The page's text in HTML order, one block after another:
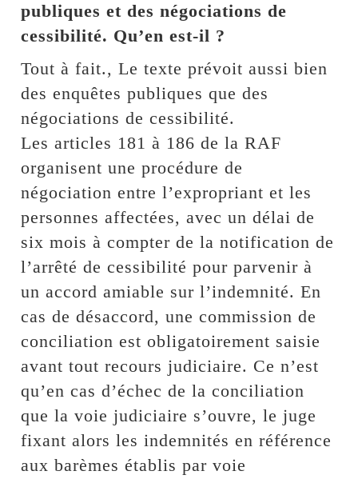
publiques et des négociations de
cessibilité. Qu’en est-il ?
Tout à fait., Le texte prévoit aussi bien
des enquêtes publiques que des
négociations de cessibilité.
Les articles 181 à 186 de la RAF
organisent une procédure de
négociation entre l’expropriant et les
personnes affectées, avec un délai de
six mois à compter de la notification de
l’arrêté de cessibilité pour parvenir à
un accord amiable sur l’indemnité. En
cas de désaccord, une commission de
conciliation est obligatoirement saisie
avant tout recours judiciaire. Ce n’est
qu’en cas d’échec de la conciliation
que la voie judiciaire s’ouvre, le juge
fixant alors les indemnités en référence
aux barèmes établis par voie